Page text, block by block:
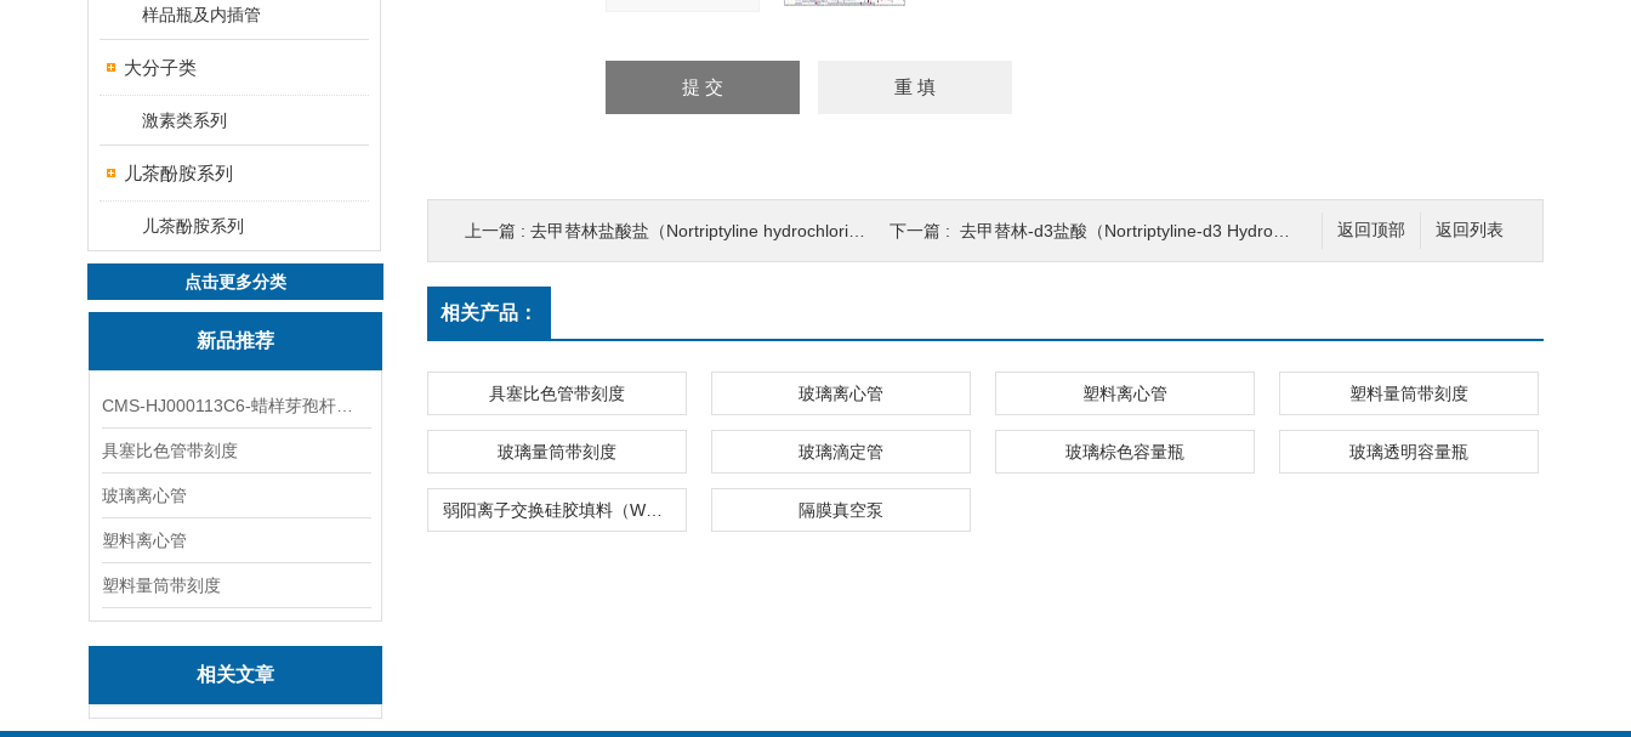
样品瓶及内插管
大分子类
激素类系列
儿茶酚胺系列
儿茶酚胺系列
点击更多分类
新品推荐
具塞比色管带刻度
玻璃离心管
塑料离心管
塑料量筒带刻度
相关文章
返回列表
返回顶部
上一篇 : 去甲替林盐酸盐（Nortriptyline hydrochloride） 下一篇 : 去甲替林-d3盐酸（Nortriptyline-d3 Hydrochloride）
相关产品：
具塞比色管带刻度 玻璃离心管 塑料离心管 塑料量筒带刻度
玻璃量筒带刻度 玻璃滴定管 玻璃棕色容量瓶 玻璃透明容量瓶
隔膜真空泵